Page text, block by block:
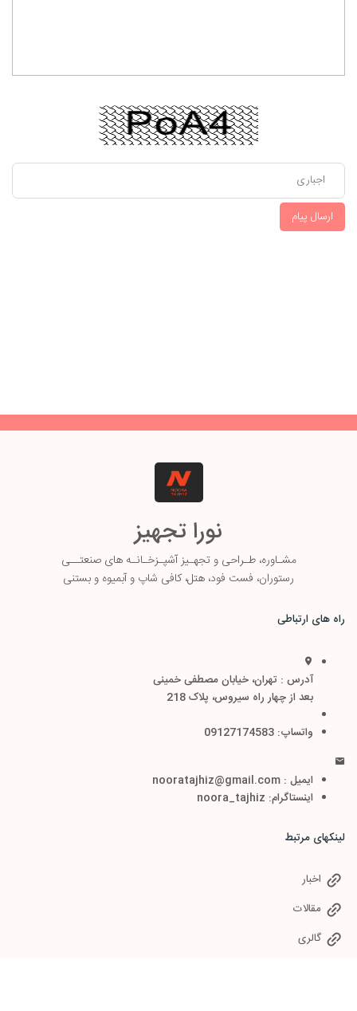
ارسال پیام
راه های ارتباطی
آدرس : تهران، خیابان مصطفی خمینی
بعد از چهار راه سیروس، پلاک 218
واتساپ: 09127174583
ایمیل : nooratajhiz@gmail.com
اینستاگرام: noora_tajhiz
نورا تجهیز
مشـاوره، طـراحی و تجهـیز آشپـزخـانـه های صنعتــی
رستوران، فست فود، هتل، کافی شاپ و آبمیوه و بستنی
لینکهای مرتبط
اخبار
مقالات
گالری